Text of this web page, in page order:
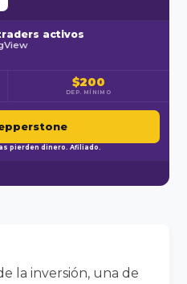
activos
$200
DEP. MÍNIMO
pierden dinero. Afiliado.
la inversión, una de